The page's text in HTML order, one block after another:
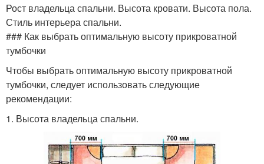
Рост владельца спальни. Высота кровати. Высота пола.
Стиль интерьера спальни.
### Как выбрать оптимальную высоту прикроватной
тумбочки
Чтобы выбрать оптимальную высоту прикроватной
тумбочки, следует использовать следующие
рекомендации:
1. Высота владельца спальни.